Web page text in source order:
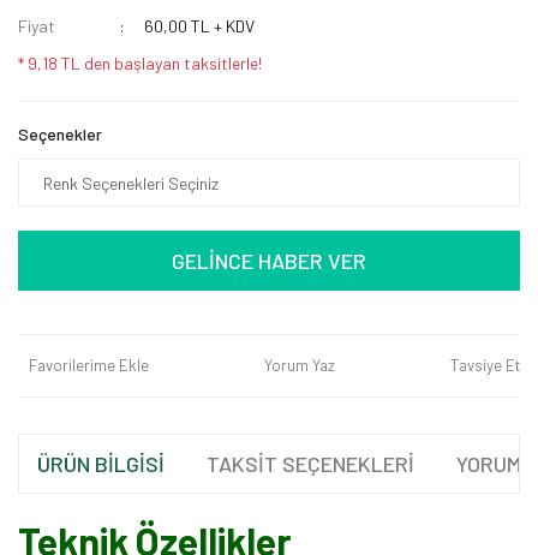
Fiyat
60,00 TL + KDV
* 9,18 TL den başlayan taksitlerle!
Seçenekler
GELİNCE HABER VER
Favorilerime Ekle Yorum Yaz Tavsiye Et
ÜRÜN BİLGİSİ TAKSİT SEÇENEKLERİ
Teknik Özellikler